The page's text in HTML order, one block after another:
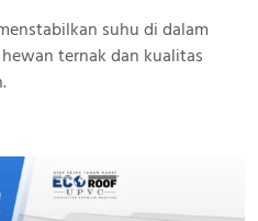
suhu di dalam
ternak dan kualitas